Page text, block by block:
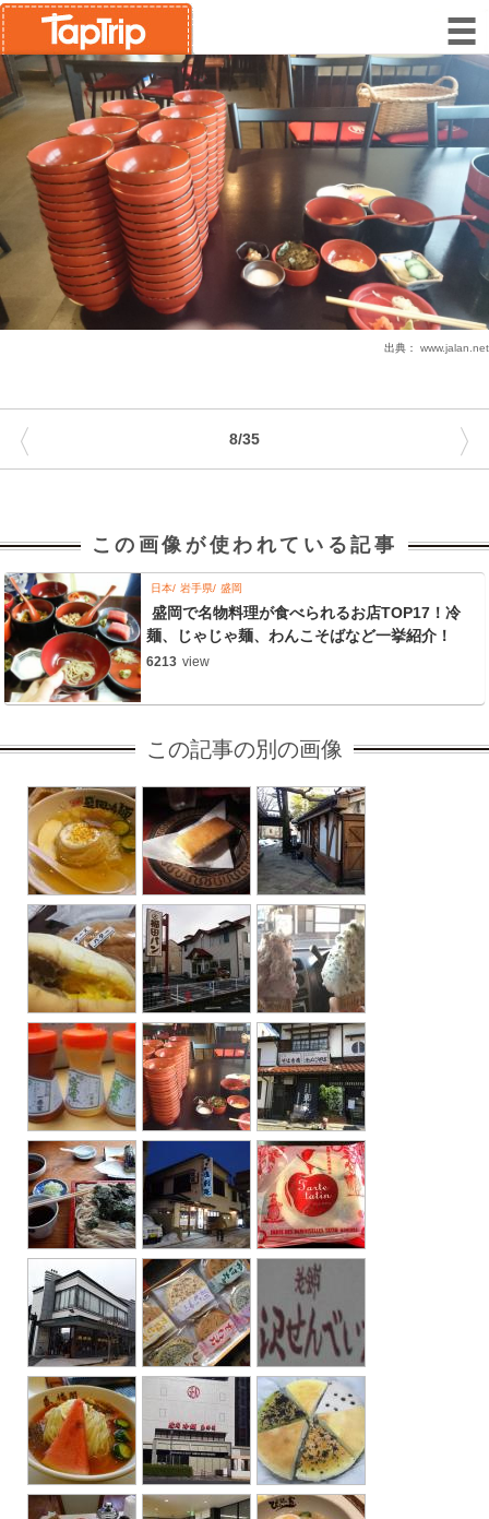
出典： www.jalan.net
8/35
〈 〉
この画像が使われている記事
日本 岩手県 盛岡
盛岡で名物料理が食べられるお店TOP17！冷
麺、じゃじゃ麺、わんこそばなど一挙紹介！
6213 view
この記事の別の画像